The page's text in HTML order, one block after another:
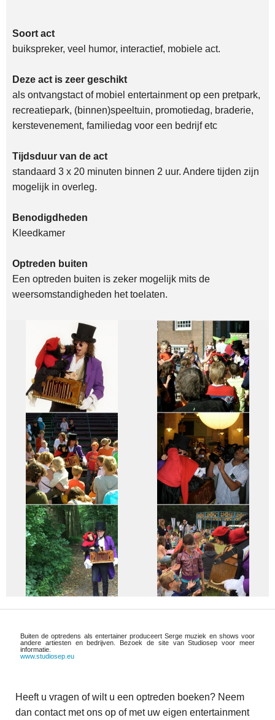
Soort act
buikspreker, veel humor, interactief, mobiele act.
Deze act is zeer geschikt
als ontvangstact of mobiel entertainment op een pretpark,
recreatiepark, (binnen)speeltuin, promotiedag, braderie,
kerstevenement, familiedag voor een bedrijf etc
Tijdsduur van de act
standaard 3 x 20 minuten binnen 2 uur. Andere tijden zijn
mogelijk in overleg.
Benodigdheden
Kleedkamer
Optreden buiten
Een optreden buiten is zeker mogelijk mits de
weersomstandigheden het toelaten.
Buiten de optredens als entertainer produceert Serge muziek en shows voor
andere artiesten en bedrijven. Bezoek de site van Studiosep voor meer
informatie.
www.studiosep.eu
Heeft u vragen of wilt u een optreden boeken? Neem
dan contact met ons op of met uw eigen entertainment